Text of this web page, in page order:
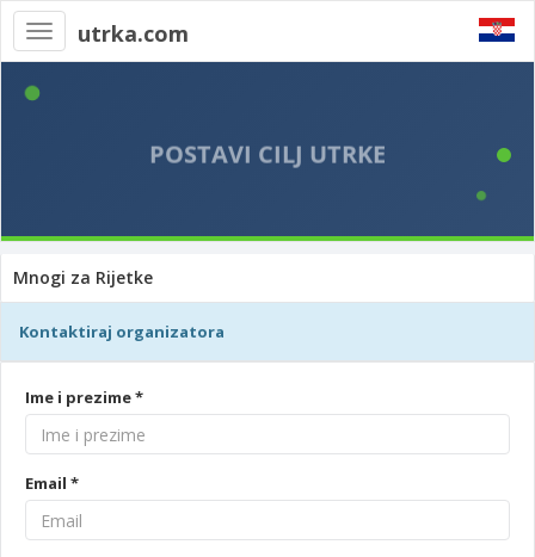
Toggle
navigation
utrka.com
Mnogi za Rijetke
Kontaktiraj organizatora
Ime i prezime *
Email *